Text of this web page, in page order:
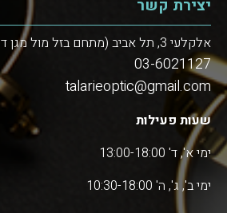
יצירת קשר
אלקלעי 3, תל אביב (מתחם בזל מול מגן דוד)
03-6021127
talarieoptic@gmail.com
שעות פעילות
ימי א', ד' 13:00-18:00
ימי ב', ג', ה' 10:30-18:00